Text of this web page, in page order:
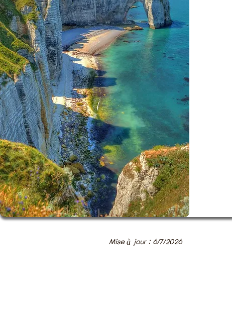
Mise à jour : 6/7/2026